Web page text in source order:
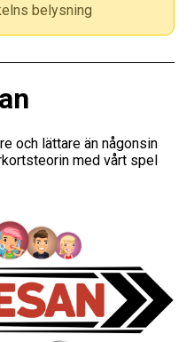
belysning
och lättare än någonsin
med vårt spel